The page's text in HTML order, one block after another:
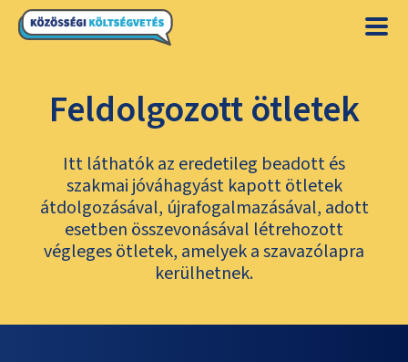
Feldolgozott ötletek
Itt láthatók az eredetileg beadott és
szakmai jóváhagyást kapott ötletek
átdolgozásával, újrafogalmazásával, adott
esetben összevonásával létrehozott
végleges ötletek, amelyek a szavazólapra
kerülhetnek.